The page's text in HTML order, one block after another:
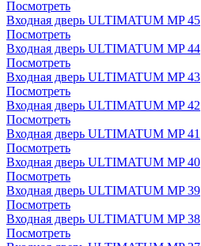
Посмотреть
Входная дверь ULTIMATUM MP 45
Посмотреть
Входная дверь ULTIMATUM MP 44
Посмотреть
Входная дверь ULTIMATUM MP 43
Посмотреть
Входная дверь ULTIMATUM MP 42
Посмотреть
Входная дверь ULTIMATUM MP 41
Посмотреть
Входная дверь ULTIMATUM MP 40
Посмотреть
Входная дверь ULTIMATUM MP 39
Посмотреть
Входная дверь ULTIMATUM MP 38
Посмотреть